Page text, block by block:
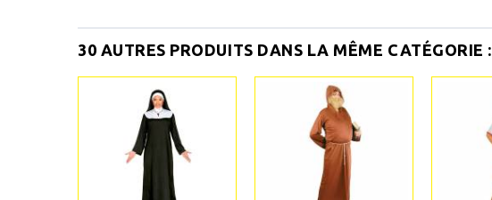
30 AUTRES PRODUITS DANS LA MÊME CATÉGORIE :